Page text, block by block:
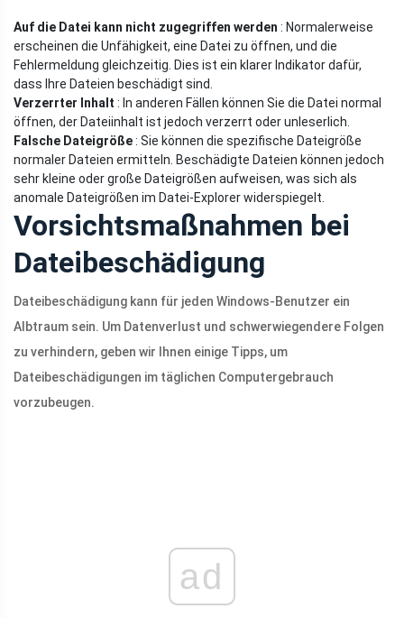
Auf die Datei kann nicht zugegriffen werden : Normalerweise
erscheinen die Unfähigkeit, eine Datei zu öffnen, und die
Fehlermeldung gleichzeitig. Dies ist ein klarer Indikator dafür,
dass Ihre Dateien beschädigt sind.
Verzerrter Inhalt : In anderen Fällen können Sie die Datei normal
öffnen, der Dateiinhalt ist jedoch verzerrt oder unleserlich.
Falsche Dateigröße: Sie können die spezifische Dateigröße
normaler Dateien ermitteln. Beschädigte Dateien können jedoch
sehr kleine oder große Dateigrößen aufweisen, was sich als
anomale Dateigrößen im Datei-Explorer widerspiegelt.
Vorsichtsmaßnahmen bei
Dateibeschädigung
Dateibeschädigung kann für jeden Windows-Benutzer ein
Albtraum sein. Um Datenverlust und schwerwiegendere Folgen
zu verhindern, geben wir Ihnen einige Tipps, um
Dateibeschädigungen im täglichen Computergebrauch
vorzubeugen.
ad